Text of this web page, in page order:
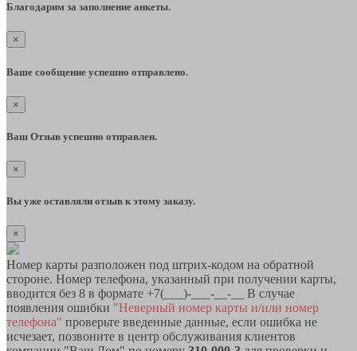
Благодарим за заполнение анкеты.
×
Ваше сообщение успешно отправлено.
×
Ваш Отзыв успешно отправлен.
×
Вы уже оставляли отзыв к этому заказу.
×
Номер карты разположен под штрих-кодом на обратной
стороне. Номер телефона, указанный при получении карты,
вводится без 8 в формате +7(___)-___-__-__ В случае
появления ошибки "Неверный номер карты и/или номер
телефона" проверьте введенные данные, если ошибка не
исчезает, позвоните в центр обслуживания клиентов